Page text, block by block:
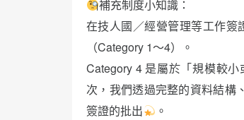
補充制度小知識：
在技人國／經營管理等工作
（Category 1～4）。
Category 4 是屬於「規模較
次，我們透過完整的資料結構
簽證的批出
。